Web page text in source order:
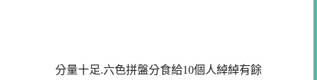
分量十足.六色拼盤分食給10個人綽綽有餘